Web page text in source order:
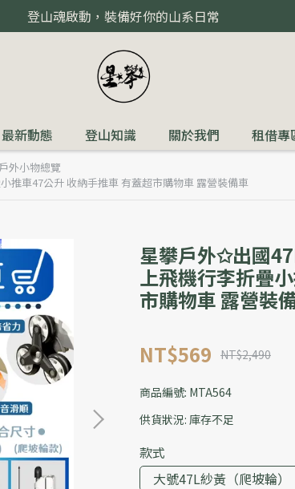
登山魂啟動，裝備好你的山系日常
最新動態 登山知識 關於我們 租借專
戶外小物總覽
推車47公升 收納手推車 有蓋超市購物車 露營裝備車
星攀戶外✩出國
上飛機行李折疊
市購物車 露營裝
NT$569 NT$2,490
商品編號: MTA564
供貨狀況: 庫存不足
款式
大號47L紗黃（爬坡輪）